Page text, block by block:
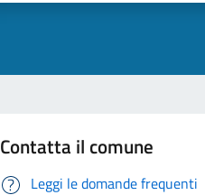
Contatta il comune
Leggi le domande frequenti